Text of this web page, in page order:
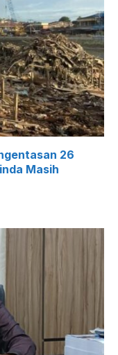
26
Masih